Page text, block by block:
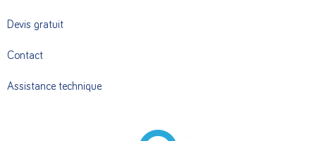
Devis gratuit
Contact
Assistance technique